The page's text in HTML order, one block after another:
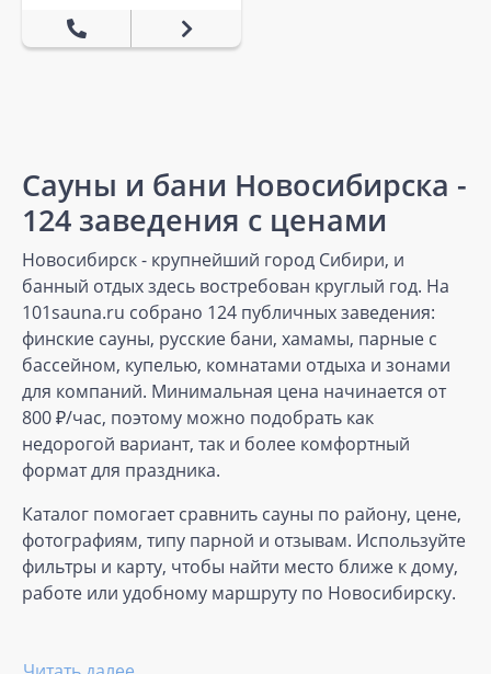
Сауны и бани Новосибирска -
124 заведения с ценами
Новосибирск - крупнейший город Сибири, и
банный отдых здесь востребован круглый год. На
101sauna.ru собрано 124 публичных заведения:
финские сауны, русские бани, хамамы, парные с
бассейном, купелью, комнатами отдыха и зонами
для компаний. Минимальная цена начинается от
800 ₽/час, поэтому можно подобрать как
недорогой вариант, так и более комфортный
формат для праздника.
Каталог помогает сравнить сауны по району, цене,
фотографиям, типу парной и отзывам. Используйте
фильтры и карту, чтобы найти место ближе к дому,
работе или удобному маршруту по Новосибирску.